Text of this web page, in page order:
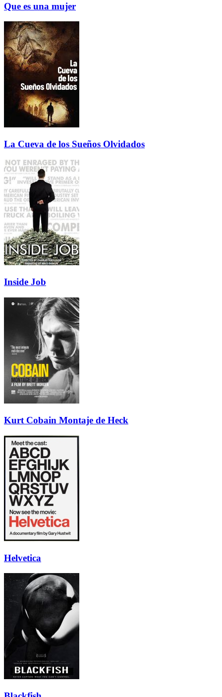
Que es una mujer
La Cueva de los Sueños Olvidados
Inside Job
Kurt Cobain Montaje de Heck
Helvetica